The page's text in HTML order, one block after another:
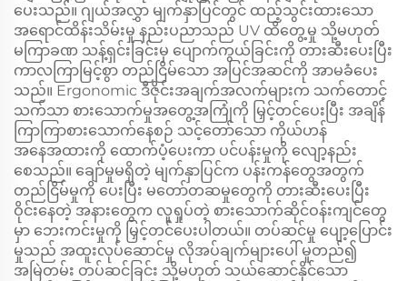
ပေးသည်။ ဂျယ်အလွှာ မျက်နှာပြင်တွင် ထည့်သွင်းထားသော
အရောင်ထိန်းသိမ်းမှု နည်းပညာသည် UV ထိတွေ့မှု သို့မဟုတ်
မကြာခဏ သန့်ရှင်းခြင်းမှ ပျောက်ကွယ်ခြင်းကို တားဆီးပေးပြီး
ကာလကြာမြင့်စွာ တည်ငြိမ်သော အပြင်အဆင်ကို အာမခံပေး
သည်။ Ergonomic ဒီဇိုင်းအချက်အလက်များက သက်တောင့်
သက်သာ စားသောက်မှုအတွေ့အကြုံကို မြှင့်တင်ပေးပြီး အချိန်
ကြာကြာစားသောက်နေစဉ် သင့်တော်သော ကိုယ်ဟန်
အနေအထားကို ထောက်ပံ့ပေးကာ ပင်ပန်းမှုကို လျော့နည်း
စေသည်။ ချော်မှုမရှိတဲ့ မျက်နှာပြင်က ပန်းကန်တွေအတွက်
တည်ငြိမ်မှုကို ပေးပြီး မတော်တဆမှုတွေကို တားဆီးပေးပြီး
ဝိုင်းနေတဲ့ အနားတွေက လူရှုပ်တဲ့ စားသောက်ဆိုင်ဝန်းကျင်တွေ
မှာ ဘေးကင်းမှုကို မြှင့်တင်ပေးပါတယ်။ တပ်ဆင်မှု ပျော့ပြောင်း
မှုသည် အထူးလုပ်ဆောင်မှု လိုအပ်ချက်များပေါ် မူတည်၍
အမြဲတမ်း တပ်ဆင်ခြင်း သို့မဟုတ် သယ်ဆောင်နိုင်သော